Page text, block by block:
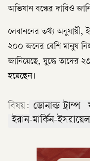
অভিযান বন্ধের দাবিও
লেবাননের তথ্য অনুযায়ী,
২০০ জনের বেশি মানুষ
জানিয়েছে, যুদ্ধে তাদের
হয়েছেন।
বিষয়: ডোনাল্ড ট্রাম্প
ইরান-মার্কিন-